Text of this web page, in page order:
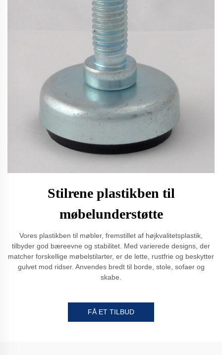
Stilrene plastikben til
møbelunderstøtte
Vores plastikben til møbler, fremstillet af højkvalitetsplastik,
tilbyder god bæreevne og stabilitet. Med varierede designs, der
matcher forskellige møbelstilarter, er de lette, rustfrie og beskytter
gulvet mod ridser. Anvendes bredt til borde, stole, sofaer og
skabe.
FÅ ET TILBUD